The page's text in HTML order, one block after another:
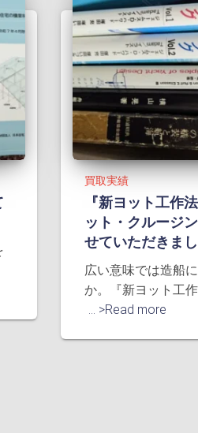
買取実績
『新ヨット工作
ット・クルージ
せていただきま
広い意味では造船
か。『新ヨット工
... >Read more